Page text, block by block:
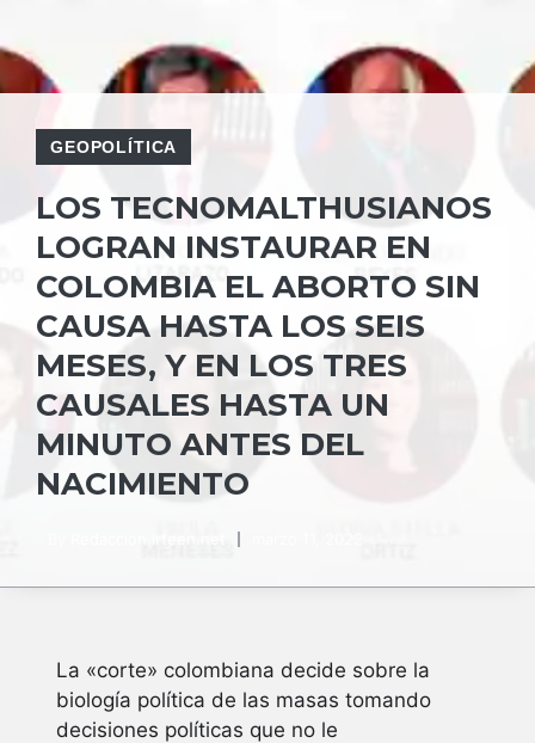
GEOPOLÍTICA
LOS TECNOMALTHUSIANOS
LOGRAN INSTAURAR EN
COLOMBIA EL ABORTO SIN
CAUSA HASTA LOS SEIS
MESES, Y EN LOS TRES
CAUSALES HASTA UN
MINUTO ANTES DEL
NACIMIENTO
La «corte» colombiana decide sobre la
biología política de las masas tomando
decisiones políticas que no le